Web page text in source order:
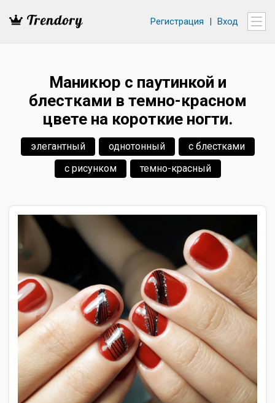
Регистрация | Вход
Маникюр с паутинкой и
блестками в темно-красном
цвете на короткие ногти.
элегантный однотонный
с блестками
с рисунком
темно-красный